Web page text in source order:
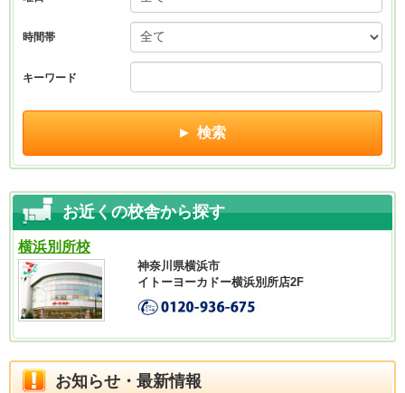
お近くの校舎から探す
横浜別所校
神奈川県横浜市
イトーヨーカドー横浜別所店2F